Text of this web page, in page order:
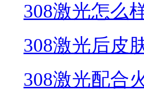
308激光怎么
308激光后皮
308激光配合